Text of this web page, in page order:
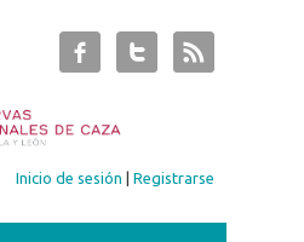
Inicio de sesión |Registrarse